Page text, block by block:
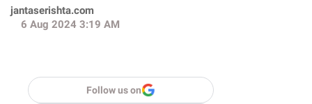
jantaserishta.com
6 Aug 2024 3:19 AM
Follow us on